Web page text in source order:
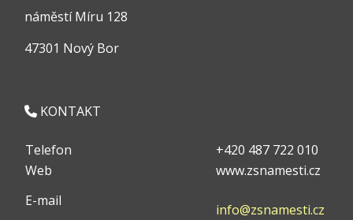
náměstí Míru 128
47301 Nový Bor
KONTAKT
Telefon
+420 487 722 010
Web
www.zsnamesti.cz
E-mail
info@zsnamesti.cz